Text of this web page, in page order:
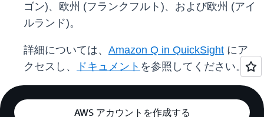
ゴン)、欧州 (フランクフルト)、および欧州 (アイ
ルランド)。
詳細については、 Amazon Q in QuickSight にア
クセスし、
ドキュメント を参照してください。
AWS アカウントを作成する